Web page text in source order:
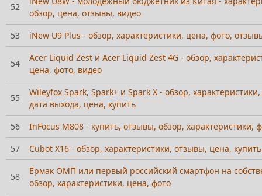
52
обзор, цена, отзывы, видео
53
iNew U9 Plus - обзор, характеристики, цена, фото,
54
Acer Liquid Zest и Acer Liquid Zest 4G - обзор,
цена, фото, видео
55
Wileyfox Spark, Spark+ и Spark X - обзор,
дата выхода, цена, купить
56
InFocus M808 - купить, отзывы, обзор, характеристики,
57
Cubot X16 - обзор, характеристики, отзывы, цена,
58
Ермак ОМП или первый российский смартфон на
обзор, характеристики, цена, фото